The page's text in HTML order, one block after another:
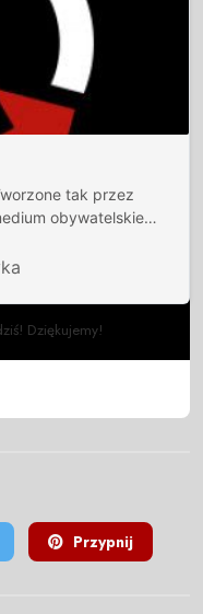
tak przez
obywatelskie
Dziękujemy!
Przypnij